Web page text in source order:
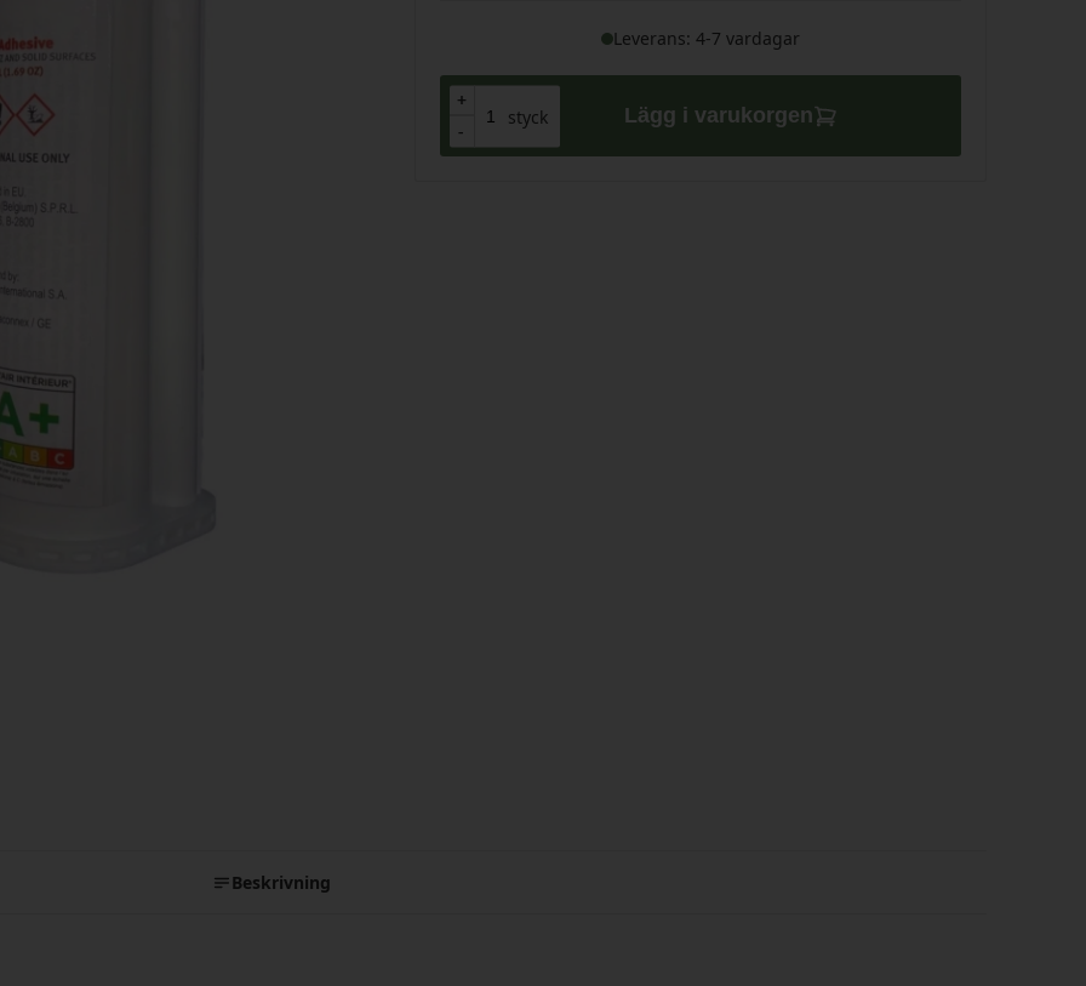
Leverans: 4-7 vardagar
+
-
styck
+
-
Lägg i varukorgen
Beskrivning